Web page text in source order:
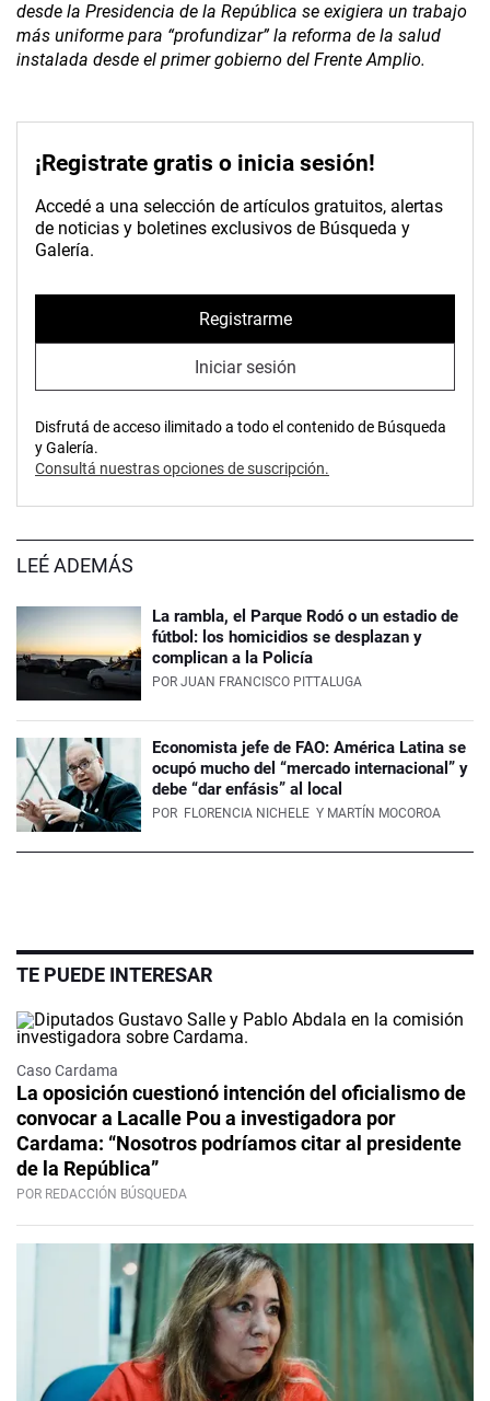
desde la Presidencia de la República se exigiera un trabajo
más uniforme para “profundizar” la reforma de la salud
instalada desde el primer gobierno del Frente Amplio.
¡Registrate gratis o inicia sesión!
Accedé a una selección de artículos gratuitos, alertas
de noticias y boletines exclusivos de Búsqueda y
Galería.
Registrarme
Iniciar sesión
Disfrutá de acceso ilimitado a todo el contenido de Búsqueda
y Galería.
Consultá nuestras opciones de suscripción.
LEÉ ADEMÁS
La rambla, el Parque Rodó o un estadio de
fútbol: los homicidios se desplazan y
complican a la Policía
POR JUAN FRANCISCO PITTALUGA
Economista jefe de FAO: América Latina se
ocupó mucho del “mercado internacional” y
debe “dar enfásis” al local
POR FLORENCIA NICHELE Y MARTÍN MOCOROA
TE PUEDE INTERESAR
Caso Cardama
La oposición cuestionó intención del oficialismo de
convocar a Lacalle Pou a investigadora por
Cardama: “Nosotros podríamos citar al presidente
de la República”
POR REDACCIÓN BÚSQUEDA